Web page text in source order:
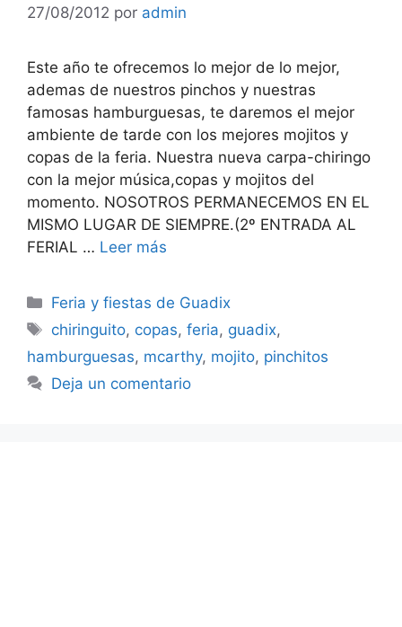
27/08/2012 por admin
Este año te ofrecemos lo mejor de lo mejor,
ademas de nuestros pinchos y nuestras
famosas hamburguesas, te daremos el mejor
ambiente de tarde con los mejores mojitos y
copas de la feria. Nuestra nueva carpa-chiringo
con la mejor música,copas y mojitos del
momento. NOSOTROS PERMANECEMOS EN EL
MISMO LUGAR DE SIEMPRE.(2º ENTRADA AL
FERIAL … Leer más
Categorías
Feria y fiestas de Guadix
Etiquetas
chiringuito, copas,feria, guadix,
hamburguesas, mcarthy, mojito, pinchitos
Deja un comentario